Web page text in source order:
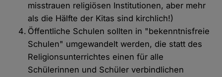
misstrauen religiösen Institutionen, aber mehr
als die Hälfte der Kitas sind kirchlich!)
Öffentliche Schulen sollten in "bekenntnisfreie
Schulen" umgewandelt werden, die statt des
Religionsunterrichtes einen für alle
Schülerinnen und Schüler verbindlichen